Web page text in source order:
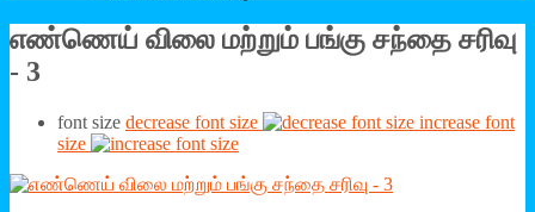
எண்ணெய் விலை மற்றும் பங்கு சந்தை சரிவு
- 3
font size decrease font size
increase font
size